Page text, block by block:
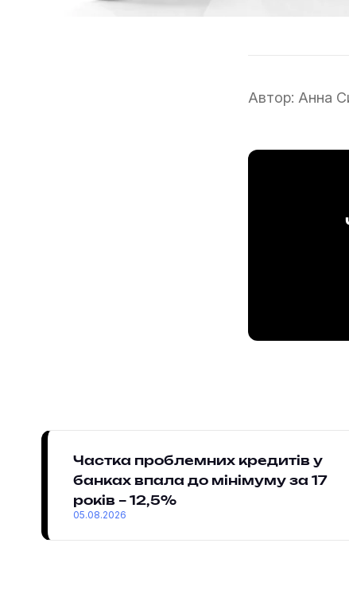
Автор: Анна
Частка проблемних кредитів у
банках впала до мінімуму за 17
років – 12,5%
05.08.2026